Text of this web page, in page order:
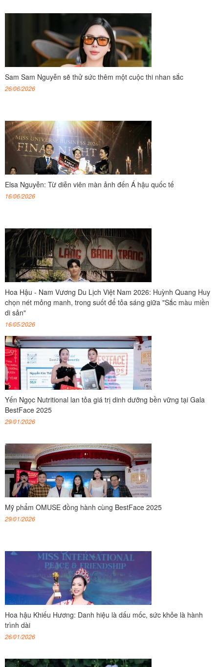
Sam Sam Nguyễn sẽ thử sức thêm một cuộc thi nhan sắc
26/06/2026
Elsa Nguyễn: Từ diễn viên màn ảnh đến Á hậu quốc tế
16/06/2026
Hoa Hậu - Nam Vương Du Lịch Việt Nam 2026: Huỳnh Quang Huy
chọn nét mỏng manh, trong suốt để tỏa sáng giữa "Sắc màu miền
di sản"
16/05/2026
Yến Ngọc Nutritional lan tỏa giá trị dinh dưỡng bền vững tại Gala
BestFace 2025
29/01/2026
Mỹ phẩm OMUSE đồng hành cùng BestFace 2025
29/01/2026
Hoa hậu Khiếu Hương: Danh hiệu là dấu mốc, sức khỏe là hành
trình dài
26/01/2026